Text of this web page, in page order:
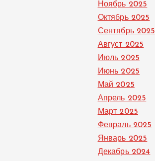
Ноябрь 2025
Октябрь 2025
Сентябрь 2025
Август 2025
Июль 2025
Июнь 2025
Май 2025
Апрель 2025
Март 2025
Февраль 2025
Январь 2025
Декабрь 2024